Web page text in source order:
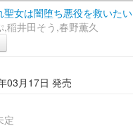
聖女は闇堕ち悪役を救いたい
,稲井田そう,春野薫久
03月17日 発売
定